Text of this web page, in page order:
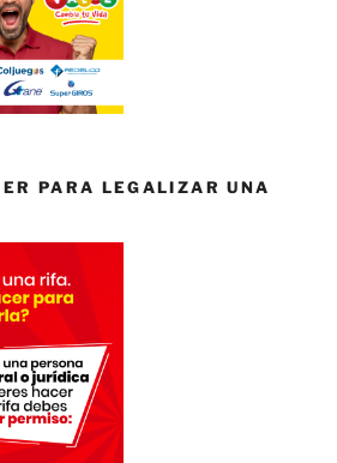
PARA LEGALIZAR UNA